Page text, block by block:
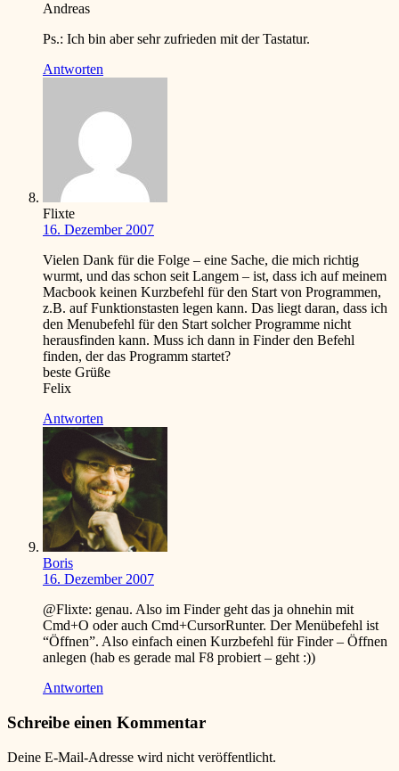
Andreas
Ps.: Ich bin aber sehr zufrieden mit der Tastatur.
Antworten
Flixte
16. Dezember 2007
Vielen Dank für die Folge – eine Sache, die mich richtig
wurmt, und das schon seit Langem – ist, dass ich auf meinem
Macbook keinen Kurzbefehl für den Start von Programmen,
z.B. auf Funktionstasten legen kann. Das liegt daran, dass ich
den Menubefehl für den Start solcher Programme nicht
herausfinden kann. Muss ich dann in Finder den Befehl
finden, der das Programm startet?
beste Grüße
Felix
Antworten
Boris
16. Dezember 2007
@Flixte: genau. Also im Finder geht das ja ohnehin mit
Cmd+O oder auch Cmd+CursorRunter. Der Menübefehl ist
“Öffnen”. Also einfach einen Kurzbefehl für Finder – Öffnen
anlegen (hab es gerade mal F8 probiert – geht :))
Antworten
Schreibe einen Kommentar
Deine E-Mail-Adresse wird nicht veröffentlicht.